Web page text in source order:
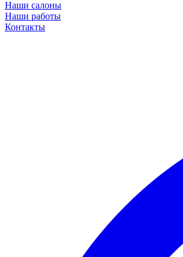
Наши салоны
Наши работы
Контакты